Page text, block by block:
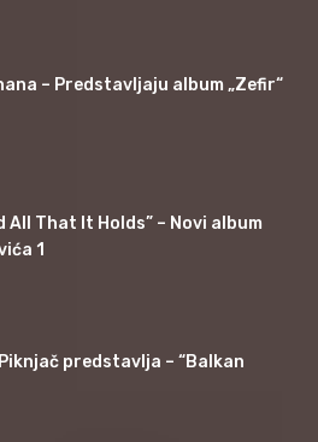
– Predstavljaju album „Zefir“
All That It Holds” – Novi album
1
predstavlja – “Balkan